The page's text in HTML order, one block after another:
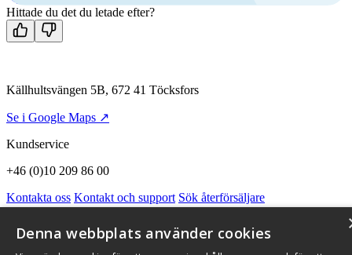
Hittade du det du letade efter?
Källhultsvängen 5B, 672 41 Töcksfors
Se i Google Maps ↗
Kundservice
+46 (0)10 209 86 00
Kontakta oss Kontakt och support Sök återförsäljare
Integritetspolicy och cookies
Om Flexit
Aktuellt Miljö och kvalitetssäkring Alarmkoder
Qnister Visselblåsningsfunktion
Denna webbplats använder cookies